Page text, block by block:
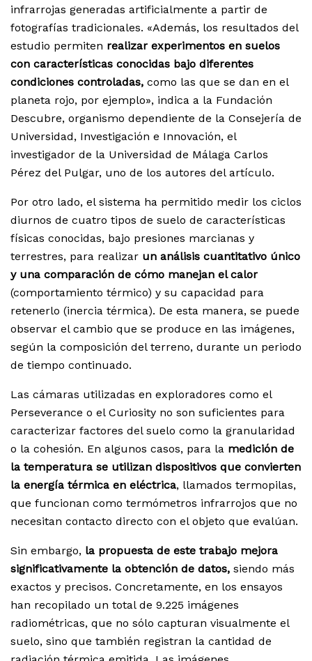
infrarrojas generadas artificialmente a partir de
fotografías tradicionales. «Además, los resultados del
estudio permiten realizar experimentos en suelos
con características conocidas bajo diferentes
condiciones controladas, como las que se dan en el
planeta rojo, por ejemplo», indica a la Fundación
Descubre, organismo dependiente de la Consejería de
Universidad, Investigación e Innovación, el
investigador de la Universidad de Málaga Carlos
Pérez del Pulgar, uno de los autores del artículo.
Por otro lado, el sistema ha permitido medir los ciclos
diurnos de cuatro tipos de suelo de características
físicas conocidas, bajo presiones marcianas y
terrestres, para realizar un análisis cuantitativo único
y una comparación de cómo manejan el calor
(comportamiento térmico) y su capacidad para
retenerlo (inercia térmica). De esta manera, se puede
observar el cambio que se produce en las imágenes,
según la composición del terreno, durante un periodo
de tiempo continuado.
Las cámaras utilizadas en exploradores como el
Perseverance o el Curiosity no son suficientes para
caracterizar factores del suelo como la granularidad
o la cohesión. En algunos casos, para la medición de
la temperatura se utilizan dispositivos que convierten
la energía térmica en eléctrica, llamados termopilas,
que funcionan como termómetros infrarrojos que no
necesitan contacto directo con el objeto que evalúan.
Sin embargo, la propuesta de este trabajo mejora
significativamente la obtención de datos, siendo más
exactos y precisos. Concretamente, en los ensayos
han recopilado un total de 9.225 imágenes
radiométricas, que no sólo capturan visualmente el
suelo, sino que también registran la cantidad de